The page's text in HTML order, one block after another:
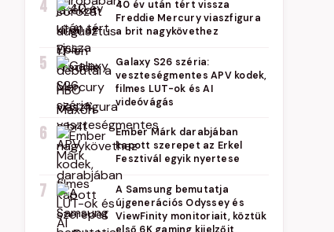
4
40 év után tért vissza
Freddie Mercury viaszfigura
a brit nagykövethez
5
Galaxy S26 széria:
veszteségmentes APV kodek,
filmes LUT-ok és AI
videóvágás
6
Ember Márk darabjában
kapott szerepet az Erkel
Fesztivál egyik nyertese
7
A Samsung bemutatja
újgenerációs Odyssey és
ViewFinity monitoriait, köztük